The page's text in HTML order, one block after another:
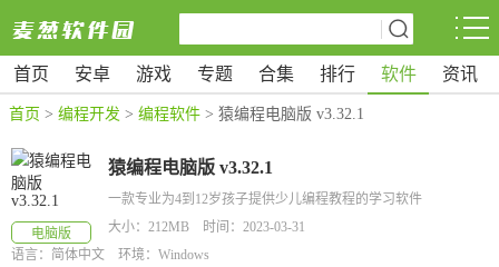
首页 安卓 游戏 专题 合集 排行 软件 资讯
首页 > 编程开发 > 编程软件 > 猿编程电脑版 v3.32.1
电脑版
猿编程电脑版 v3.32.1
一款专业为4到12岁孩子提供少儿编程教程的学习软件
大小：212MB 时间：2023-03-31
语言：简体中文 环境：Windows